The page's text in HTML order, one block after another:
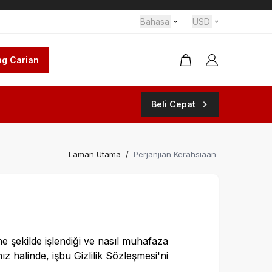
Bahasa USD
Carian
Beli Cepat
Laman Utama / Perjanjian Kerahsiaan
şekilde işlendiği ve nasıl muhafaza
halinde, işbu Gizlilik Sözleşmesi'ni